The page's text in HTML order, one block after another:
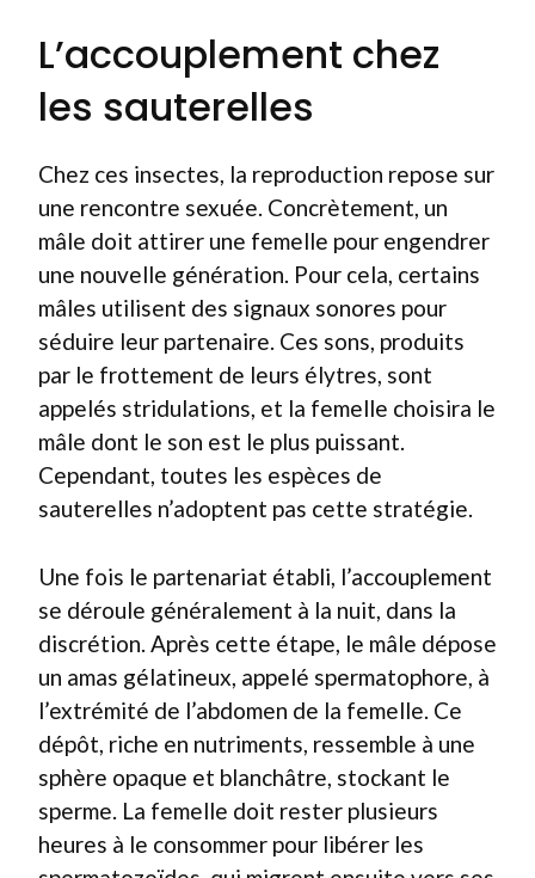
L’accouplement chez
les sauterelles
Chez ces insectes, la reproduction repose sur
une rencontre sexuée. Concrètement, un
mâle doit attirer une femelle pour engendrer
une nouvelle génération. Pour cela, certains
mâles utilisent des signaux sonores pour
séduire leur partenaire. Ces sons, produits
par le frottement de leurs élytres, sont
appelés stridulations, et la femelle choisira le
mâle dont le son est le plus puissant.
Cependant, toutes les espèces de
sauterelles n’adoptent pas cette stratégie.
Une fois le partenariat établi, l’accouplement
se déroule généralement à la nuit, dans la
discrétion. Après cette étape, le mâle dépose
un amas gélatineux, appelé spermatophore, à
l’extrémité de l’abdomen de la femelle. Ce
dépôt, riche en nutriments, ressemble à une
sphère opaque et blanchâtre, stockant le
sperme. La femelle doit rester plusieurs
heures à le consommer pour libérer les